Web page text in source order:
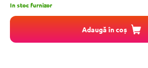
In stoc furnizor
Adaugă în coș